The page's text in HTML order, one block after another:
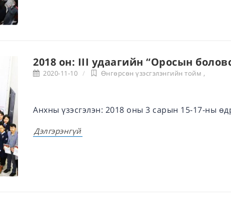
2018 он: III удаагийн “Оросын
2020-11-10 Өнгөрсөн үзэсгэлэнгийн тойм ,
Анхны үзэсгэлэн: 2018 оны 3 сарын 15-17-ны
Дэлгэрэнгүй